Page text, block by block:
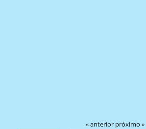
« anterior próximo »